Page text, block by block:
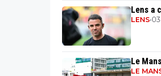
Lens a
LENS•
Le
LE